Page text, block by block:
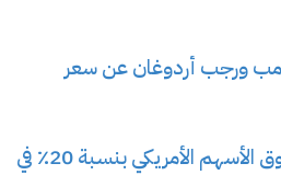
ورجب أردوغان عن سعر
هل يمكن أن ينهار سوق الأسهم الأمريكي بنسبة 20٪ في